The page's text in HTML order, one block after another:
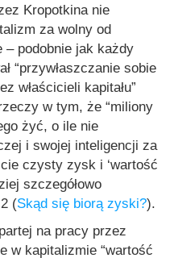
Kropotkina nie
za wolny od
podobnie jak każdy
“przywłaszczanie sobie
właścicieli kapitału”
w tym, że “miliony
żyć, o ile nie
i swojej inteligencji za
czysty zysk i ‘wartość
szczegółowo
(Skąd się biorą zyski?).
na pracy przez
w kapitalizmie “wartość